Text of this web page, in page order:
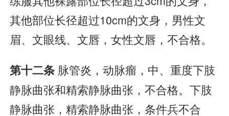
其他部位长径超过10cm的文身，男性文
眉、文眼线、文唇，女性文唇，不合格。
第十二条 脉管炎，动脉瘤，中、重度下肢
静脉曲张和精索静脉曲张，不合格。下肢
静脉曲张，精索静脉曲张，条件兵不合